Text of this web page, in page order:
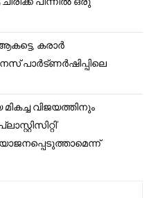
കരാർ
പാർട്ണർഷിപ്പിലെ
വിജയത്തിനും